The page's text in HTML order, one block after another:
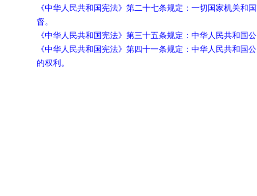
《中华人民共和国宪法》第二十七条规定：一切国家机关和
督。
《中华人民共和国宪法》第三十五条规定：中华人民共和国
《中华人民共和国宪法》第四十一条规定：中华人民共和国
的权利。